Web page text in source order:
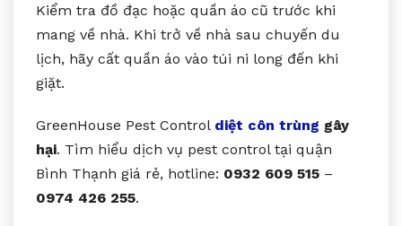
Kiểm tra đồ đạc hoặc quần áo cũ trước khi
mang về nhà. Khi trở về nhà sau chuyến du
lịch, hãy cất quần áo vào túi ni long đến khi
giặt.
GreenHouse Pest Control diệt côn trùng gây
hại. Tìm hiểu dịch vụ pest control tại quận
Bình Thạnh giá rẻ, hotline: 0932 609 515 –
0974 426 255.